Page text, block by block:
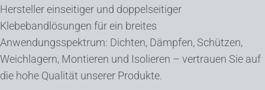
Hersteller einseitiger und doppelseitiger
Klebebandlösungen für ein breites
Anwendungsspektrum: Dichten, Dämpfen, Schützen,
Weichlagern, Montieren und Isolieren – vertrauen Sie auf
die hohe Qualität unserer Produkte.